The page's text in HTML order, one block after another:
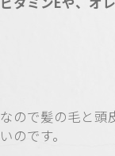
なので髪の毛と頭
いのです。